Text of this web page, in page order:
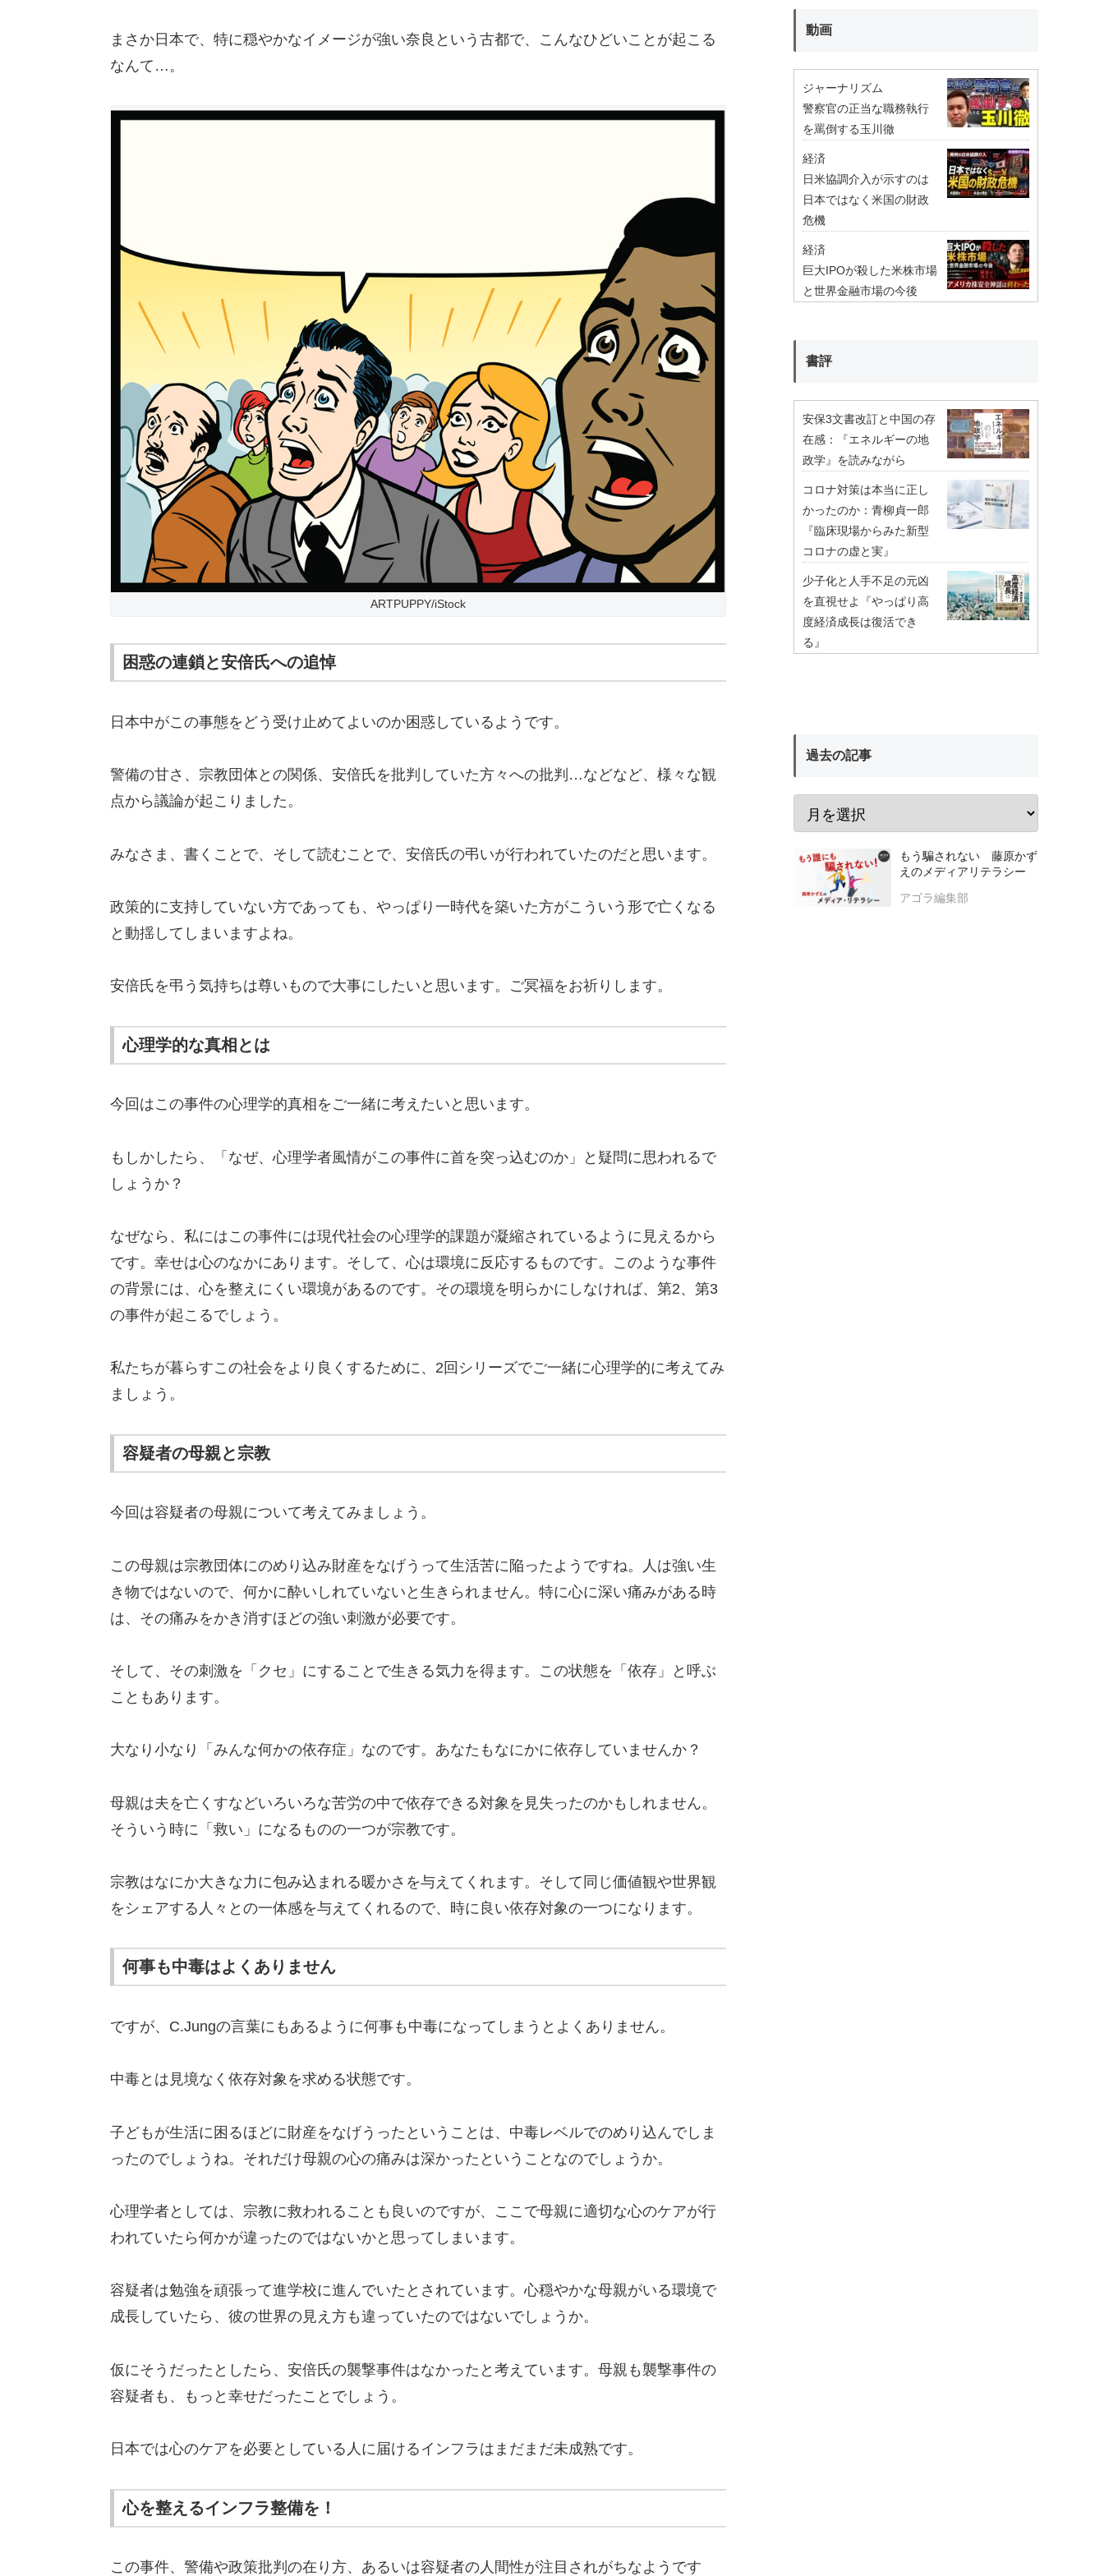
まさか日本で、特に穏やかなイメージが強い奈良という古都で、こんなひどいことが起こる
なんて…。
ARTPUPPY/iStock
困惑の連鎖と安倍氏への追悼
日本中がこの事態をどう受け止めてよいのか困惑しているようです。
警備の甘さ、宗教団体との関係、安倍氏を批判していた方々への批判…などなど、様々な観
点から議論が起こりました。
みなさま、書くことで、そして読むことで、安倍氏の弔いが行われていたのだと思います。
政策的に支持していない方であっても、やっぱり一時代を築いた方がこういう形で亡くなる
と動揺してしまいますよね。
安倍氏を弔う気持ちは尊いもので大事にしたいと思います。ご冥福をお祈りします。
心理学的な真相とは
今回はこの事件の心理学的真相をご一緒に考えたいと思います。
もしかしたら、「なぜ、心理学者風情がこの事件に首を突っ込むのか」と疑問に思われるで
しょうか？
なぜなら、私にはこの事件には現代社会の心理学的課題が凝縮されているように見えるから
です。幸せは心のなかにあります。そして、心は環境に反応するものです。このような事件
の背景には、心を整えにくい環境があるのです。その環境を明らかにしなければ、第2、第3
の事件が起こるでしょう。
私たちが暮らすこの社会をより良くするために、2回シリーズでご一緒に心理学的に考えてみ
ましょう。
容疑者の母親と宗教
今回は容疑者の母親について考えてみましょう。
この母親は宗教団体にのめり込み財産をなげうって生活苦に陥ったようですね。人は強い生
き物ではないので、何かに酔いしれていないと生きられません。特に心に深い痛みがある時
は、その痛みをかき消すほどの強い刺激が必要です。
そして、その刺激を「クセ」にすることで生きる気力を得ます。この状態を「依存」と呼ぶ
こともあります。
大なり小なり「みんな何かの依存症」なのです。あなたもなにかに依存していませんか？
母親は夫を亡くすなどいろいろな苦労の中で依存できる対象を見失ったのかもしれません。
そういう時に「救い」になるものの一つが宗教です。
宗教はなにか大きな力に包み込まれる暖かさを与えてくれます。そして同じ価値観や世界観
をシェアする人々との一体感を与えてくれるので、時に良い依存対象の一つになります。
何事も中毒はよくありません
ですが、C.Jungの言葉にもあるように何事も中毒になってしまうとよくありません。
中毒とは見境なく依存対象を求める状態です。
子どもが生活に困るほどに財産をなげうったということは、中毒レベルでのめり込んでしま
ったのでしょうね。それだけ母親の心の痛みは深かったということなのでしょうか。
心理学者としては、宗教に救われることも良いのですが、ここで母親に適切な心のケアが行
われていたら何かが違ったのではないかと思ってしまいます。
容疑者は勉強を頑張って進学校に進んでいたとされています。心穏やかな母親がいる環境で
成長していたら、彼の世界の見え方も違っていたのではないでしょうか。
仮にそうだったとしたら、安倍氏の襲撃事件はなかったと考えています。母親も襲撃事件の
容疑者も、もっと幸せだったことでしょう。
日本では心のケアを必要としている人に届けるインフラはまだまだ未成熟です。
心を整えるインフラ整備を！
この事件、警備や政策批判の在り方、あるいは容疑者の人間性が注目されがちなようです
動画
ジャーナリズム
警察官の正当な職務執行
を罵倒する玉川徹
経済
日米協調介入が示すのは
日本ではなく米国の財政
危機
経済
巨大IPOが殺した米株市場
と世界金融市場の今後
書評
安保3文書改訂と中国の存
在感：『エネルギーの地
政学』を読みながら
コロナ対策は本当に正し
かったのか：青柳貞一郎
『臨床現場からみた新型
コロナの虚と実』
少子化と人手不足の元凶
を直視せよ『やっぱり高
度経済成長は復活でき
る』
過去の記事
もう騙されない 藤原かず
えのメディアリテラシー
アゴラ編集部